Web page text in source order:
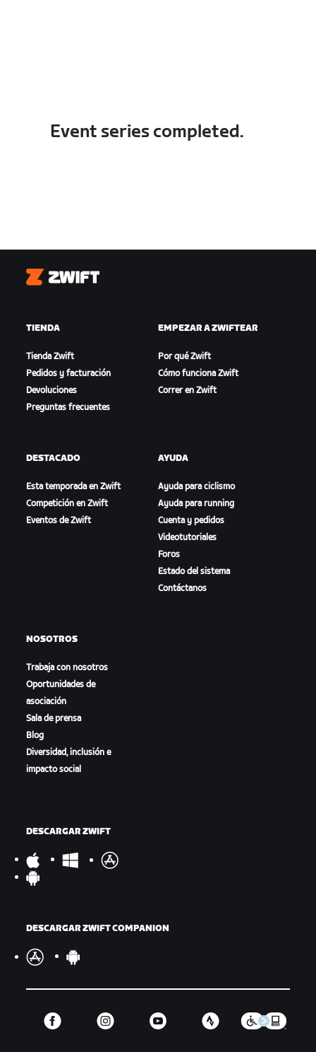
Event series completed.
Zwift
TIENDA
Tienda Zwift
Pedidos y facturación
Devoluciones
Preguntas frecuentes
EMPEZAR A ZWIFTEAR
Por qué Zwift
Cómo funciona Zwift
Correr en Zwift
DESTACADO
Esta temporada en Zwift
Competición en Zwift
Eventos de Zwift
AYUDA
Ayuda para ciclismo
Ayuda para running
Cuenta y pedidos
Videotutoriales
Foros
Estado del sistema
Contáctanos
NOSOTROS
Trabaja con nosotros
Oportunidades de
asociación
Sala de prensa
Blog
Diversidad, inclusión e
impacto social
DESCARGAR ZWIFT
DESCARGAR ZWIFT COMPANION